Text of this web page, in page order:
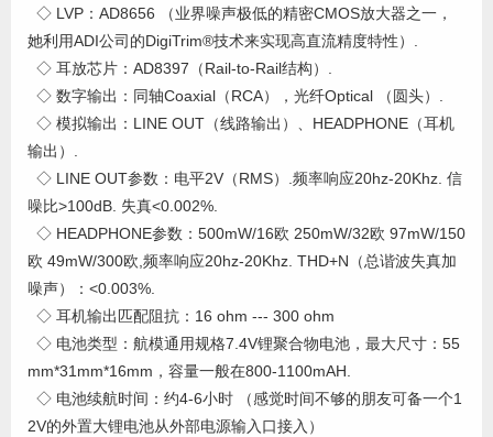
◇ LVP：AD8656 （业界噪声极低的精密CMOS放大器之一，
她利用ADI公司的DigiTrim®技术来实现高直流精度特性）.
◇ 耳放芯片：AD8397（Rail-to-Rail结构）.
◇ 数字输出：同轴Coaxial（RCA），光纤Optical （圆头）.
◇ 模拟输出：LINE OUT（线路输出）、HEADPHONE（耳机
输出）.
◇ LINE OUT参数：电平2V（RMS）.频率响应20hz-20Khz. 信
噪比>100dB. 失真<0.002%.
◇ HEADPHONE参数：500mW/16欧 250mW/32欧 97mW/150
欧 49mW/300欧,频率响应20hz-20Khz. THD+N（总谐波失真加
噪声）：<0.003%.
◇ 耳机输出匹配阻抗：16 ohm --- 300 ohm
◇ 电池类型：航模通用规格7.4V锂聚合物电池，最大尺寸：55
mm*31mm*16mm，容量一般在800-1100mAH.
◇ 电池续航时间：约4-6小时 （感觉时间不够的朋友可备一个1
2V的外置大锂电池从外部电源输入口接入）